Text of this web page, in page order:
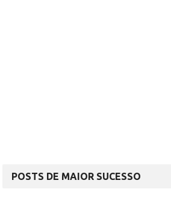
POSTS DE MAIOR SUCESSO